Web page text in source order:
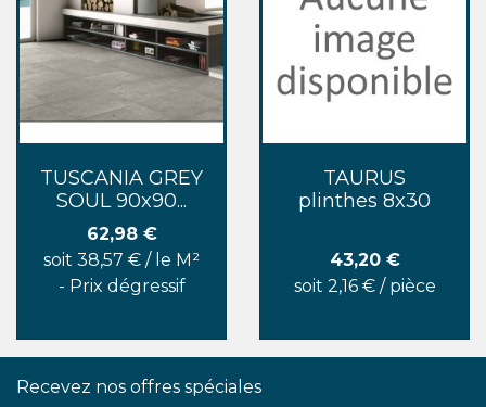
TUSCANIA GREY
SOUL 90x90...
Prix
62,98 €
soit 38,57 € / le M²
- Prix dégressif
TAURUS
plinthes 8x30
Prix
43,20 €
soit 2,16 € / pièce
Recevez nos offres spéciales